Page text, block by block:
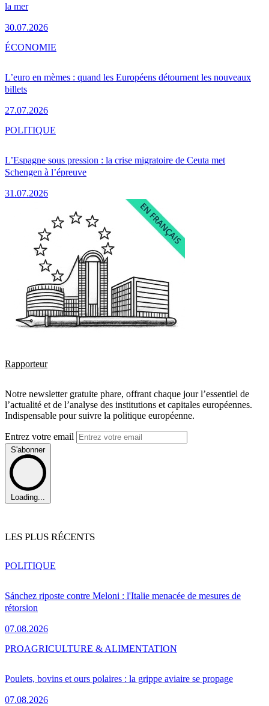
la mer
30.07.2026
L’euro en mèmes : quand les Européens détournent les nouveaux
billets
27.07.2026
ÉCONOMIE
L’Espagne sous pression : la crise migratoire de Ceuta met
Schengen à l’épreuve
31.07.2026
POLITIQUE
Rapporteur
Notre newsletter gratuite phare, offrant chaque jour l’essentiel de
l’actualité et de l’analyse des institutions et capitales européennes.
Indispensable pour suivre la politique européenne.
Entrez votre email
S'abonner
Loading...
LES PLUS RÉCENTS
Sánchez riposte contre Meloni : l'Italie menacée de mesures de
rétorsion
07.08.2026
POLITIQUE
Poulets, bovins et ours polaires : la grippe aviaire se propage
07.08.2026
PROAGRICULTURE & ALIMENTATION